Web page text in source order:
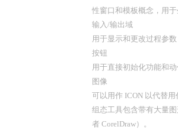
性窗口和模板概念，用
输入/输出域
用于显示和更改过程参数
按钮
用于直接初始化功能和
图像
可以用作 ICON 以代替
组态工具包含带有大量
者 CorelDraw）。